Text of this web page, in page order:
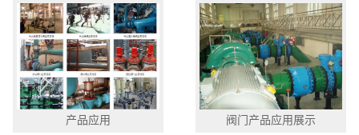
产品应用 阀门产品应用展示